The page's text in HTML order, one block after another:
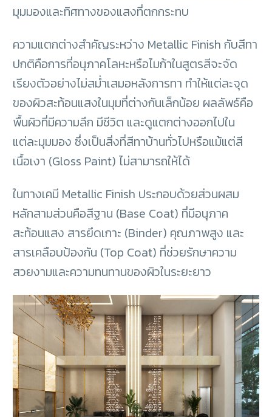
มุมมองและทิศทางของแสงที่ตกกระทบ
ความแตกต่างสำคัญระหว่าง Metallic Finish กับสีทา
ปกติคือการที่อนุภาคโลหะหรือไมก้าในสูตรสีจะจัด
เรียงตัวอย่างไม่สม่ำเสมอหลังการทา ทำให้แต่ละจุด
ของผิวสะท้อนแสงในมุมที่ต่างกันเล็กน้อย ผลลัพธ์คือ
พื้นผิวที่มีความลึก มีชีวิต และดูแตกต่างออกไปใน
แต่ละมุมมอง ซึ่งเป็นสิ่งที่สีทาบ้านทั่วไปหรือแม้แต่สี
เนื้อเงา (Gloss Paint) ไม่สามารถให้ได้
ในทางเคมี Metallic Finish ประกอบด้วยส่วนผสม
หลักสามส่วนคือสีฐาน (Base Coat) ที่มีอนุภาค
สะท้อนแสง สารยึดเกาะ (Binder) คุณภาพสูง และ
สารเคลือบป้องกัน (Top Coat) ที่ช่วยรักษาความ
สวยงามและความทนทานของผิวในระยะยาว